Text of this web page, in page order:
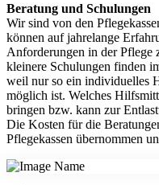
Beratung und Schulungen
Wir sind von den
können auf jahrelange
Anforderungen in der Pflege
kleinere Schulungen finden
weil nur so ein individuelles
möglich ist. Welches
bringen bzw. kann zur
Die Kosten für die
Pflegekassen übernommen